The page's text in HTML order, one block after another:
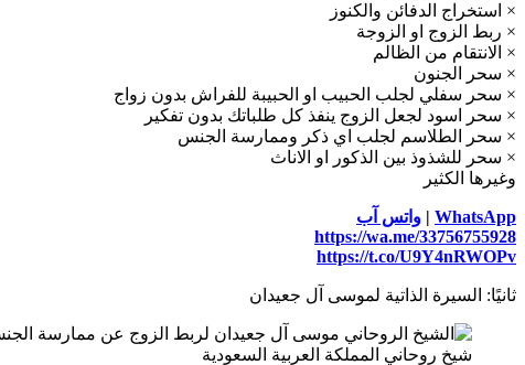
× استخراج الدفائن والكنوز
× ربط الزوج او الزوجة
× الانتقام من الظالم
× سحر الجنون
× سحر سفلي لجلب الحبيب او الحبيبة للفراش بدون زواج
× سحر اسود لجعل الزوج ينفذ كل طلباتك بدون تفكير
× سحر الطلاسم لجلب اي ذكر وممارسة الجنس
× سحر للشذوذ بين الذكور او الاناث
وغيرها الكثير
WhatsApp
| واتس آب
https://wa.me/33756755928
https://t.co/U9Y4nRWOPv
ثانيًا: السيرة الذاتية لموسى آل جعيدان
شيخ روحاني المملكة العربية السعودية